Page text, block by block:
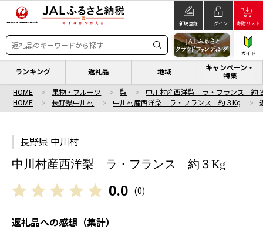
新規登録 ログイン 寄附リスト
ガイド
ランキング 返礼品 地域
キャンペーン・
特集
HOME 果物・フルーツ 梨
中川村産西洋梨 ラ・フランス 約
HOME
長野県中川村 中川村産西洋梨 ラ・フランス 約３Kg
長野県 中川村
中川村産西洋梨 ラ・フランス 約３Kg
0.0 (0)
返礼品への感想（集計）